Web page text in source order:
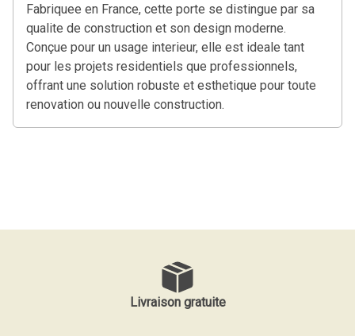
Fabriquee en France, cette porte se distingue par sa
qualite de construction et son design moderne.
Conçue pour un usage interieur, elle est ideale tant
pour les projets residentiels que professionnels,
offrant une solution robuste et esthetique pour toute
renovation ou nouvelle construction.
Livraison gratuite